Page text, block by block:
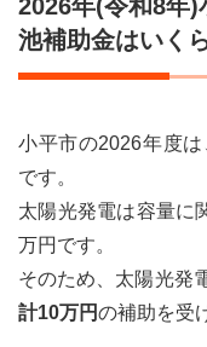
件
4.1
対象
宅に
関す
件
4.2
2026年(令和8年
池補助金はいく
小平市の2026年度
です。
太陽光発電は容量に
万円です。
そのため、太陽光発
計10万円の補助を受